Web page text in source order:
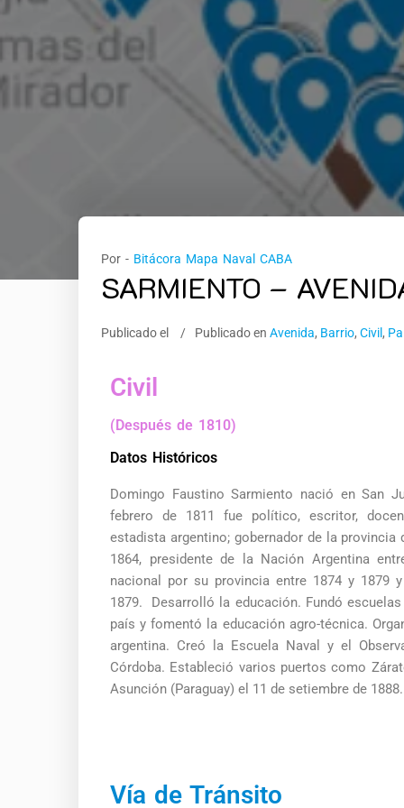
Por - Bitácora Mapa Naval CABA
SARMIENTO –
Publicado el Publicado en Avenida, Barrio, Civil ,
Civil
(Después de 1810)
Datos Históricos
Domingo Faustino Sarmiento nació en San
febrero de 1811 fue político, escritor,
estadista argentino; gobernador de la provincia
1864, presidente de la Nación Argentina
nacional por su provincia entre 1874 y 1879
1879. Desarrolló la educación. Fundó
país y fomentó la educación agro-técnica.
argentina. Creó la Escuela Naval y el
Córdoba. Estableció varios puertos como
Asunción (Paraguay) el 11 de setiembre de 1888.
Vía de Tránsito